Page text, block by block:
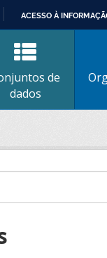
ACESSO À
de
dados